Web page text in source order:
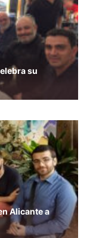
su
Alicante a